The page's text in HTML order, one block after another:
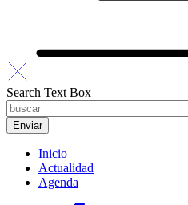
Search Text Box
Inicio
Actualidad
Agenda